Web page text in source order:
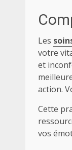
Les
votre
et
action.
Cette
vos